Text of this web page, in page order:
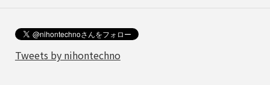
Tweets by nihontechno